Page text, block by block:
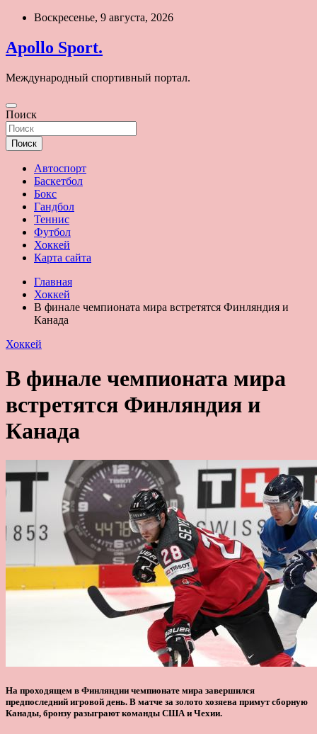
Перейти
содержимому
Воскресенье, 9 августа, 2026
Apollo Sport.
Международный спортивный портал.
Поиск
Поиск
Автоспорт
Баскетбол
Бокс
Гандбол
Теннис
Футбол
Хоккей
Карта сайта
Главная
Хоккей
В финале чемпионата мира встретятся Финляндия и
Канада
Хоккей
В финале чемпионата мира
встретятся Финляндия и
Канада
На проходящем в Финляндии чемпионате мира завершился
предпоследний игровой день. В матче за золото хозяева примут сборную
Канады, бронзу разыграют команды США и Чехии.